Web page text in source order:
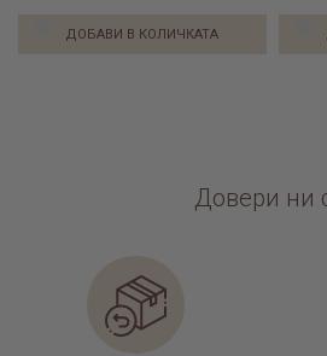
ДОБАВИ В КОЛИЧКАТА
Довери ни